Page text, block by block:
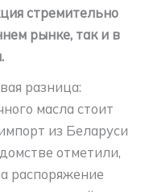
стремительно
рынке, так и в
разница:
масла стоит
из Беларуси
отметили,
распоряжение